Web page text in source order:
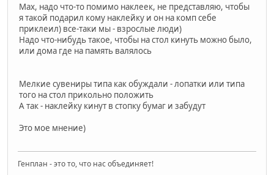
Мах, надо что-то помимо наклеек, не представляю, чтобы
я такой подарил кому наклейку и он на комп себе
приклеил) все-таки мы - взрослые люди)
Надо что-нибудь такое, чтобы на стол кинуть можно было,
или дома где на память валялось
Мелкие сувениры типа как обуждали - лопатки или типа
того на стол прикольно положить
А так - наклейку кинут в стопку бумаг и забудут
Это мое мнение)
Генплан - это то, что нас объединяет!